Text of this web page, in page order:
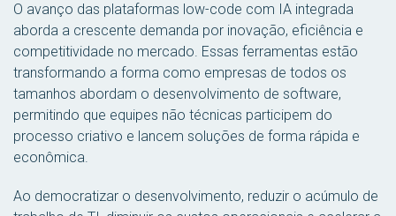
O avanço das plataformas low-code com IA integrada
aborda a crescente demanda por inovação, eficiência e
competitividade no mercado. Essas ferramentas estão
transformando a forma como empresas de todos os
tamanhos abordam o desenvolvimento de software,
permitindo que equipes não técnicas participem do
processo criativo e lancem soluções de forma rápida e
econômica.
Ao democratizar o desenvolvimento, reduzir o acúmulo de